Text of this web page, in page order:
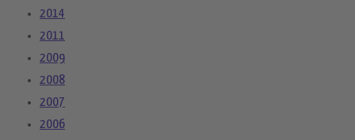
2014
2011
2009
2008
2007
2006